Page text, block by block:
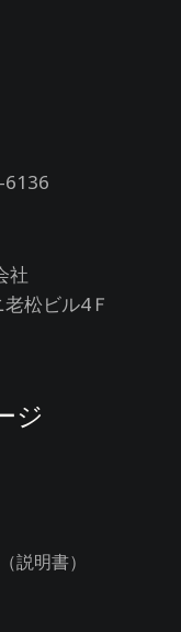
6136
社
松ビル4Ｆ
ジ
説明書）